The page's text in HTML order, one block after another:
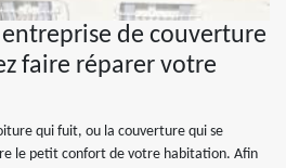
de couverture
faire réparer votre
qui fuit, ou la couverture qui se
le petit confort de votre habitation. Afin